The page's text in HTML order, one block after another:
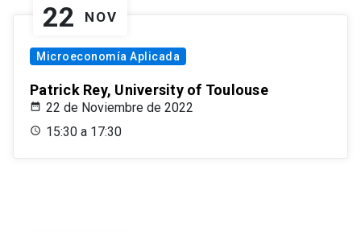
22 NOV
Microeconomía Aplicada
Patrick Rey, University of Toulouse
22 de Noviembre de 2022
15:30 a 17:30